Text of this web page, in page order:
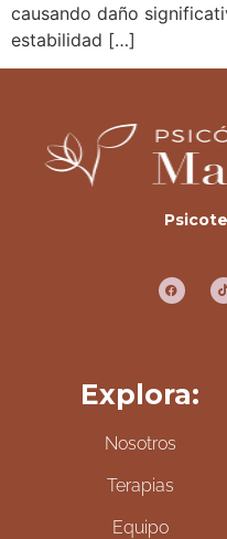
causando daño
estabilidad […]
Explora:
Nosotros
Terapias
Equipo